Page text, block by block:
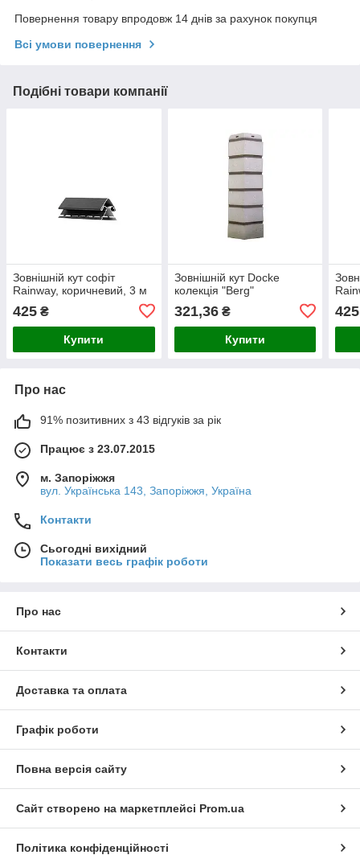
Повернення товару впродовж 14 днів за рахунок покупця
Всі умови повернення
Подібні товари компанії
Зовнішній кут софіт
Rainway, коричневий, 3 м
425 ₴
Купити
Зовнішній кут Docke
колекція "Berg"
321,36₴
Купити
425
Про нас
91% позитивних з 43 відгуків за рік
Працює з 23.07.2015
м. Запоріжжя
вул. Українська 143, Запоріжжя, Україна
Контакти
Сьогодні вихідний
Показати весь графік роботи
Про нас
Контакти
Доставка та оплата
Графік роботи
Повна версія сайту
Сайт створено на маркетплейсі Prom.ua
Політика конфіденційності